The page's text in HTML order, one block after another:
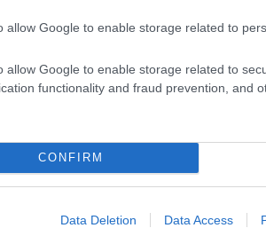
allow Google to enable storage related to
allow Google to enable storage related to
functionality and fraud prevention, and
CONFIRM
Data Deletion Data Access